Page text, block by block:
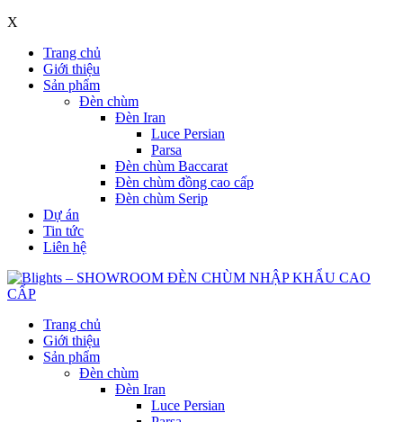
X
Trang chủ
Giới thiệu
Sản phẩm
Đèn chùm
Đèn Iran
Luce Persian
Parsa
Đèn chùm Baccarat
Đèn chùm đồng cao cấp
Đèn chùm Serip
Dự án
Tin tức
Liên hệ
Trang chủ
Giới thiệu
Sản phẩm
Đèn chùm
Đèn Iran
Luce Persian